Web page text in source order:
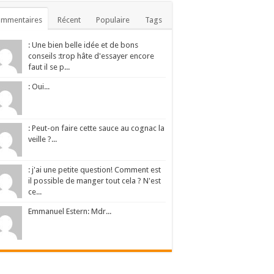
Récent Populaire Tags
: Une bien belle idée et de bons
conseils :trop hâte d'essayer encore
faut il se p...
: Oui...
: Peut-on faire cette sauce au cognac la
veille ?...
: j'ai une petite question! Comment est
il possible de manger tout cela ? N'est
ce...
Emmanuel Estern: Mdr...